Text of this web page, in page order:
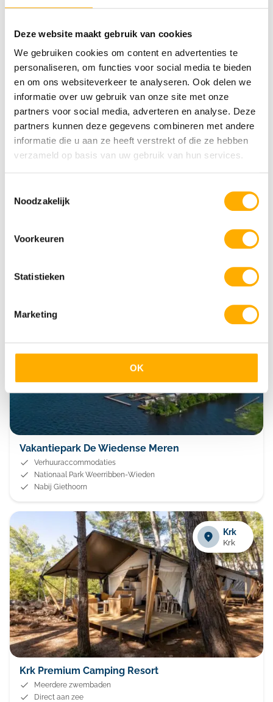
Deze website maakt gebruik van cookies
We gebruiken cookies om content en advertenties te
personaliseren, om functies voor social media te bieden
en om ons websiteverkeer te analyseren. Ook delen we
informatie over uw gebruik van onze site met onze
partners voor social media, adverteren en analyse. Deze
partners kunnen deze gegevens combineren met andere
informatie die u aan ze heeft verstrekt of die ze hebben
verzameld op basis van uw gebruik van hun services.
Noodzakelijk
Voorkeuren
Statistieken
Marketing
OK
Bekijk ook eens
Cavallino-Treporti
Venetië
5-sterren topcamping
Wanneperveen
Vakantiepark De Wiedense Meren
Verhuuraccommodaties
Nationaal Park Weerribben-Wieden
Nabij Giethoorn
Krk
Krk
Krk Premium Camping Resort
Meerdere zwembaden
Direct aan zee